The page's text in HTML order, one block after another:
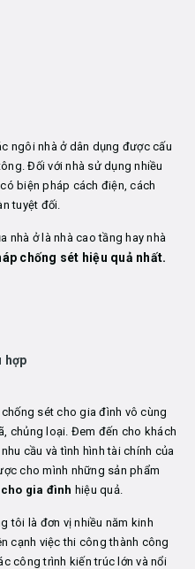
ngôi nhà ở dân dụng được cấu
Đối với nhà sử dụng nhiều
biện pháp cách điện, cách
tuyệt đối.
nhà ở là nhà cao tầng hay nhà
chống sét hiệu quả nhất.
hợp
sét cho gia đình vô cùng
chủng loại. Đem đến cho khách
cầu và tình hình tài chính của
cho mình những sản phẩm
gia đình hiệu quả.
tôi là đơn vị nhiều năm kinh
cạnh việc thi công thành công
công trình kiến trúc lớn và nổi